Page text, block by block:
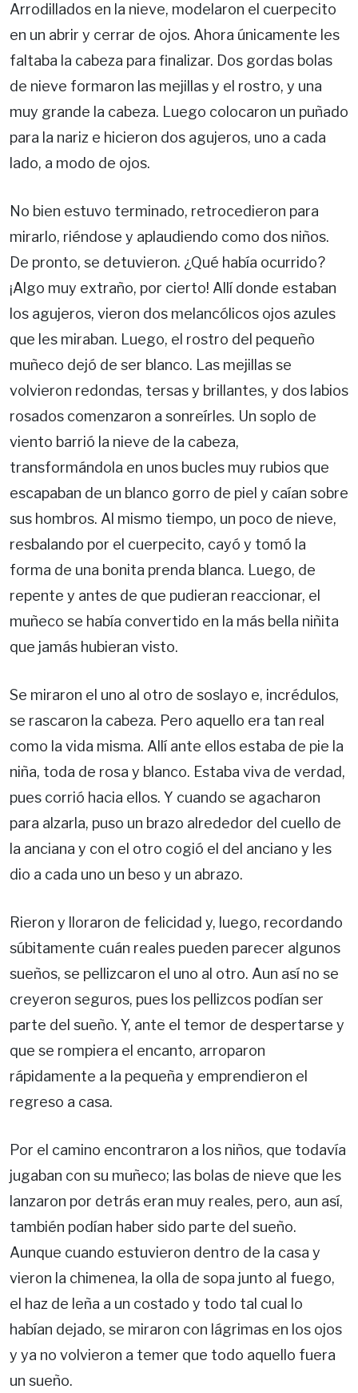
Arrodillados en la nieve, modelaron el cuerpecito
en un abrir y cerrar de ojos. Ahora únicamente les
faltaba la cabeza para finalizar. Dos gordas bolas
de nieve formaron las mejillas y el rostro, y una
muy grande la cabeza. Luego colocaron un puñado
para la nariz e hicieron dos agujeros, uno a cada
lado, a modo de ojos.
No bien estuvo terminado, retrocedieron para
mirarlo, riéndose y aplaudiendo como dos niños.
De pronto, se detuvieron. ¿Qué había ocurrido?
¡Algo muy extraño, por cierto! Allí donde estaban
los agujeros, vieron dos melancólicos ojos azules
que les miraban. Luego, el rostro del pequeño
muñeco dejó de ser blanco. Las mejillas se
volvieron redondas, tersas y brillantes, y dos labios
rosados comenzaron a sonreírles. Un soplo de
viento barrió la nieve de la cabeza,
transformándola en unos bucles muy rubios que
escapaban de un blanco gorro de piel y caían sobre
sus hombros. Al mismo tiempo, un poco de nieve,
resbalando por el cuerpecito, cayó y tomó la
forma de una bonita prenda blanca. Luego, de
repente y antes de que pudieran reaccionar, el
muñeco se había convertido en la más bella niñita
que jamás hubieran visto.
Se miraron el uno al otro de soslayo e, incrédulos,
se rascaron la cabeza. Pero aquello era tan real
como la vida misma. Allí ante ellos estaba de pie la
niña, toda de rosa y blanco. Estaba viva de verdad,
pues corrió hacia ellos. Y cuando se agacharon
para alzarla, puso un brazo alrededor del cuello de
la anciana y con el otro cogió el del anciano y les
dio a cada uno un beso y un abrazo.
Rieron y lloraron de felicidad y, luego, recordando
súbitamente cuán reales pueden parecer algunos
sueños, se pellizcaron el uno al otro. Aun así no se
creyeron seguros, pues los pellizcos podían ser
parte del sueño. Y, ante el temor de despertarse y
que se rompiera el encanto, arroparon
rápidamente a la pequeña y emprendieron el
regreso a casa.
Por el camino encontraron a los niños, que todavía
jugaban con su muñeco; las bolas de nieve que les
lanzaron por detrás eran muy reales, pero, aun así,
también podían haber sido parte del sueño.
Aunque cuando estuvieron dentro de la casa y
vieron la chimenea, la olla de sopa junto al fuego,
el haz de leña a un costado y todo tal cual lo
habían dejado, se miraron con lágrimas en los ojos
y ya no volvieron a temer que todo aquello fuera
un sueño.